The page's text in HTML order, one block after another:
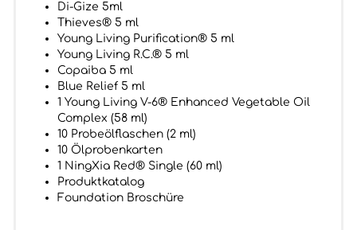
Di-Gize 5ml
Thieves® 5 ml
Young Living Purification® 5 ml
Young Living R.C.® 5 ml
Copaiba 5 ml
Blue Relief 5 ml
1 Young Living V-6® Enhanced Vegetable Oil
Complex (58 ml)
10 Probeölflaschen (2 ml)
10 Ölprobenkarten
1 NingXia Red® Single (60 ml)
Produktkatalog
Foundation Broschüre